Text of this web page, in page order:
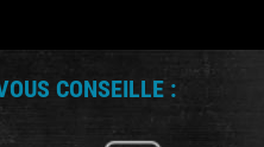
CONSEILLE :